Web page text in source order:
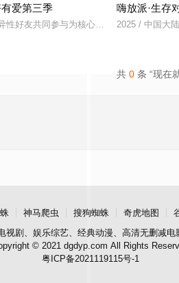
纽带，以“毛雪汪之家”为主要拍摄场景，讲
爱第三季
性好友共同参与为核心模式，嘉宾通过组
嗨放派·生存
2025 / 中国大
共 0 条 “现在
神马爬虫 搜狗蜘蛛 奇虎地图
视剧、娱乐综艺、经典动漫、高清无删减
© 2021 dgdyp.com All Rights
粤ICP备2021119115号-1